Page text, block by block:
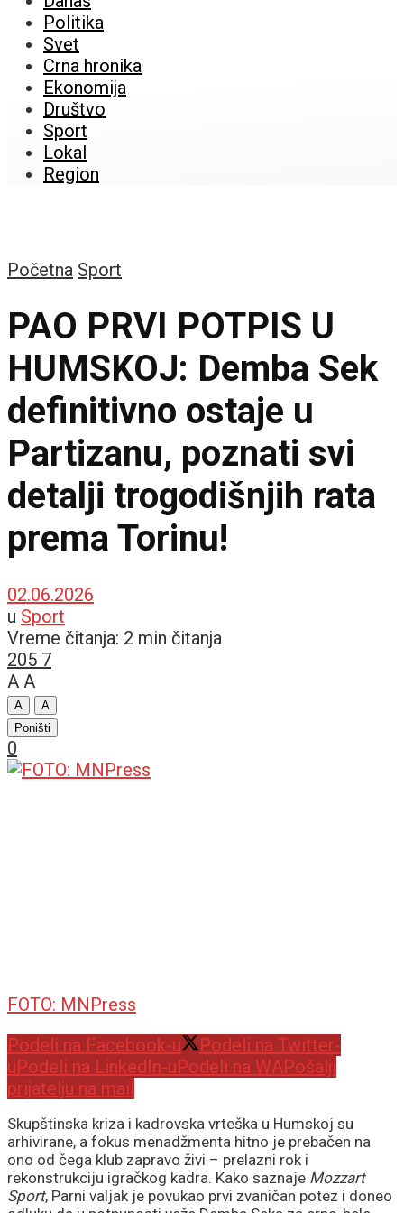
Politika
Svet
Crna hronika
Ekonomija
Društvo
Sport
Lokal
Region
Početna Sport
PAO PRVI POTPIS U
HUMSKOJ: Demba Sek
definitivno ostaje u
Partizanu, poznati svi
detalji trogodišnjih rata
prema Torinu!
02.06.2026
u Sport
Vreme čitanja: 2 min čitanja
205 7
A A
A
A
Poništi
0
FOTO: MNPress
Podeli na Facebook-u
Podeli na Twitter-
uPodeli na LinkedIn-uPodeli na WAPošalji
prijatelju na mail
Skupštinska kriza i kadrovska vrteška u Humskoj su
arhivirane, a fokus menadžmenta hitno je prebačen na
ono od čega klub zapravo živi – prelazni rok i
rekonstrukciju igračkog kadra. Kako saznaje Mozzart
Sport, Parni valjak je povukao prvi zvaničan potez i doneo